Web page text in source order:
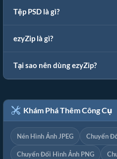
Tệp PSD là gì?
ezyZip là gì?
Tại sao nên dùng ezyZip?
Khám Phá Thêm Công Cụ
Nén Hình Ảnh JPEG Chuyển
Chuyển Đổi Hình Ảnh PNG